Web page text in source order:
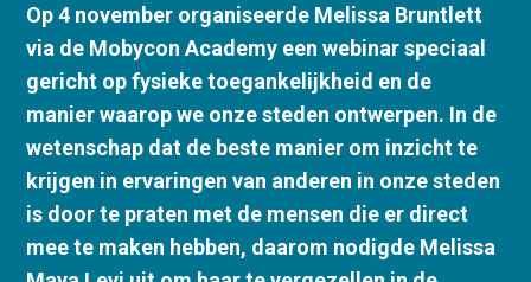
Op 4 november organiseerde Melissa Bruntlett
via de Mobycon Academy een webinar speciaal
gericht op fysieke toegankelijkheid en de
manier waarop we onze steden ontwerpen. In de
wetenschap dat de beste manier om inzicht te
krijgen in ervaringen van anderen in onze steden
is door te praten met de mensen die er direct
mee te maken hebben, daarom nodigde Melissa